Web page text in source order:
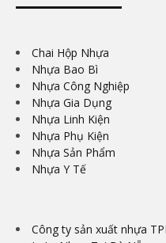
Chai Hộp Nhựa
Nhựa Bao Bì
Nhựa Công Nghiệp
Nhựa Gia Dụng
Nhựa Linh Kiện
Nhựa Phụ Kiện
Nhựa Sản Phẩm
Nhựa Y Tế
Công ty sản xuất nhựa